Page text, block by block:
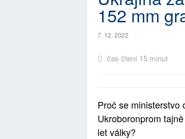
152 mm
7. 12. 2022
čas čtení 15 minut
Proč se ministerstvo
Ukroboronprom
let války?